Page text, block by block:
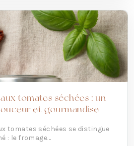
tomates séchées : un
et gourmandise
tomates séchées se distingue
: le fromage...